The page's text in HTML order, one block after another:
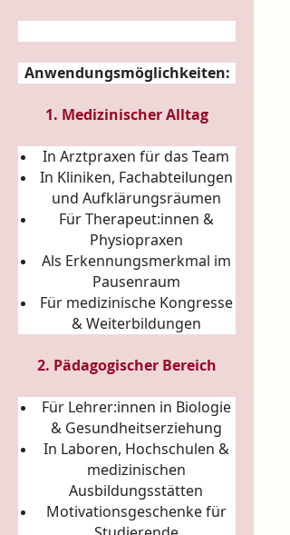
Anwendungsmöglichkeiten:
1. Medizinischer Alltag
In Arztpraxen für das Team
In Kliniken, Fachabteilungen
und Aufklärungsräumen
Für Therapeut:innen &
Physiopraxen
Als Erkennungsmerkmal im
Pausenraum
Für medizinische Kongresse
& Weiterbildungen
2. Pädagogischer Bereich
Für Lehrer:innen in Biologie
& Gesundheitserziehung
In Laboren, Hochschulen &
medizinischen
Ausbildungsstätten
Motivationsgeschenke für